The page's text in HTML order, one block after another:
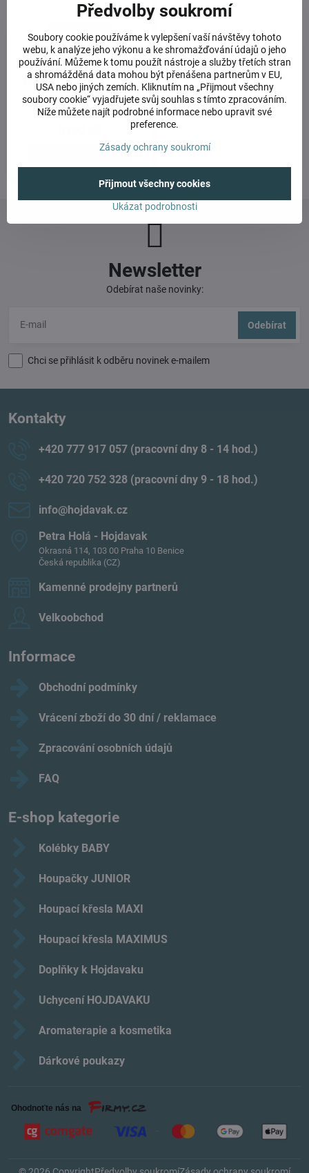
Závěsné houpací křeslo
krémové HOJDAVAK MAXI s
polštářkem
PRO DOSPÍVAJÍCÍ A DOSPĚLÉ,
MAX NOSNOST 120 KG, UŠITO V
ČR
Skladem
Newsletter
Odebírat naše novinky:
Odebírat
Chci se přihlásit k odběru novinek e-mailem
Kontakty
+420 777 917 057 (pracovní dny 8 - 14 hod​.)
+420 720 752 328 (pracovní dny 9 - 18 hod​.)
info​@hojdavak​.cz
Petra Holá - Hojdavak
Okrasná 114, 103 00 Praha 10 Benice
Česká republika (CZ)
Kamenné prodejny partnerů
Velkoobchod
Informace
Obchodní podmínky
Vrácení zboží do 30 dní / reklamace
Zpracování osobních údajů
FAQ
E-shop kategorie
Kolébky BABY
Houpačky JUNIOR
Houpací křesla MAXI
Houpací křesla MAXIMUS
Doplňky k Hojdavaku
Uchycení HOJDAVAKU
Aromaterapie a kosmetika
Dárkové poukazy
Předvolby soukromí
Soubory cookie používáme k vylepšení vaší návštěvy tohoto
webu, k analýze jeho výkonu a ke shromažďování údajů o jeho
používání. Můžeme k tomu použít nástroje a služby třetích stran
a shromážděná data mohou být přenášena partnerům v EU,
USA nebo jiných zemích. Kliknutím na „Přijmout všechny
soubory cookie“ vyjadřujete svůj souhlas s tímto zpracováním.
Níže můžete najít podrobné informace nebo upravit své
preference.
Zásady ochrany soukromí
Ukázat podrobnosti
Přijmout všechny cookies